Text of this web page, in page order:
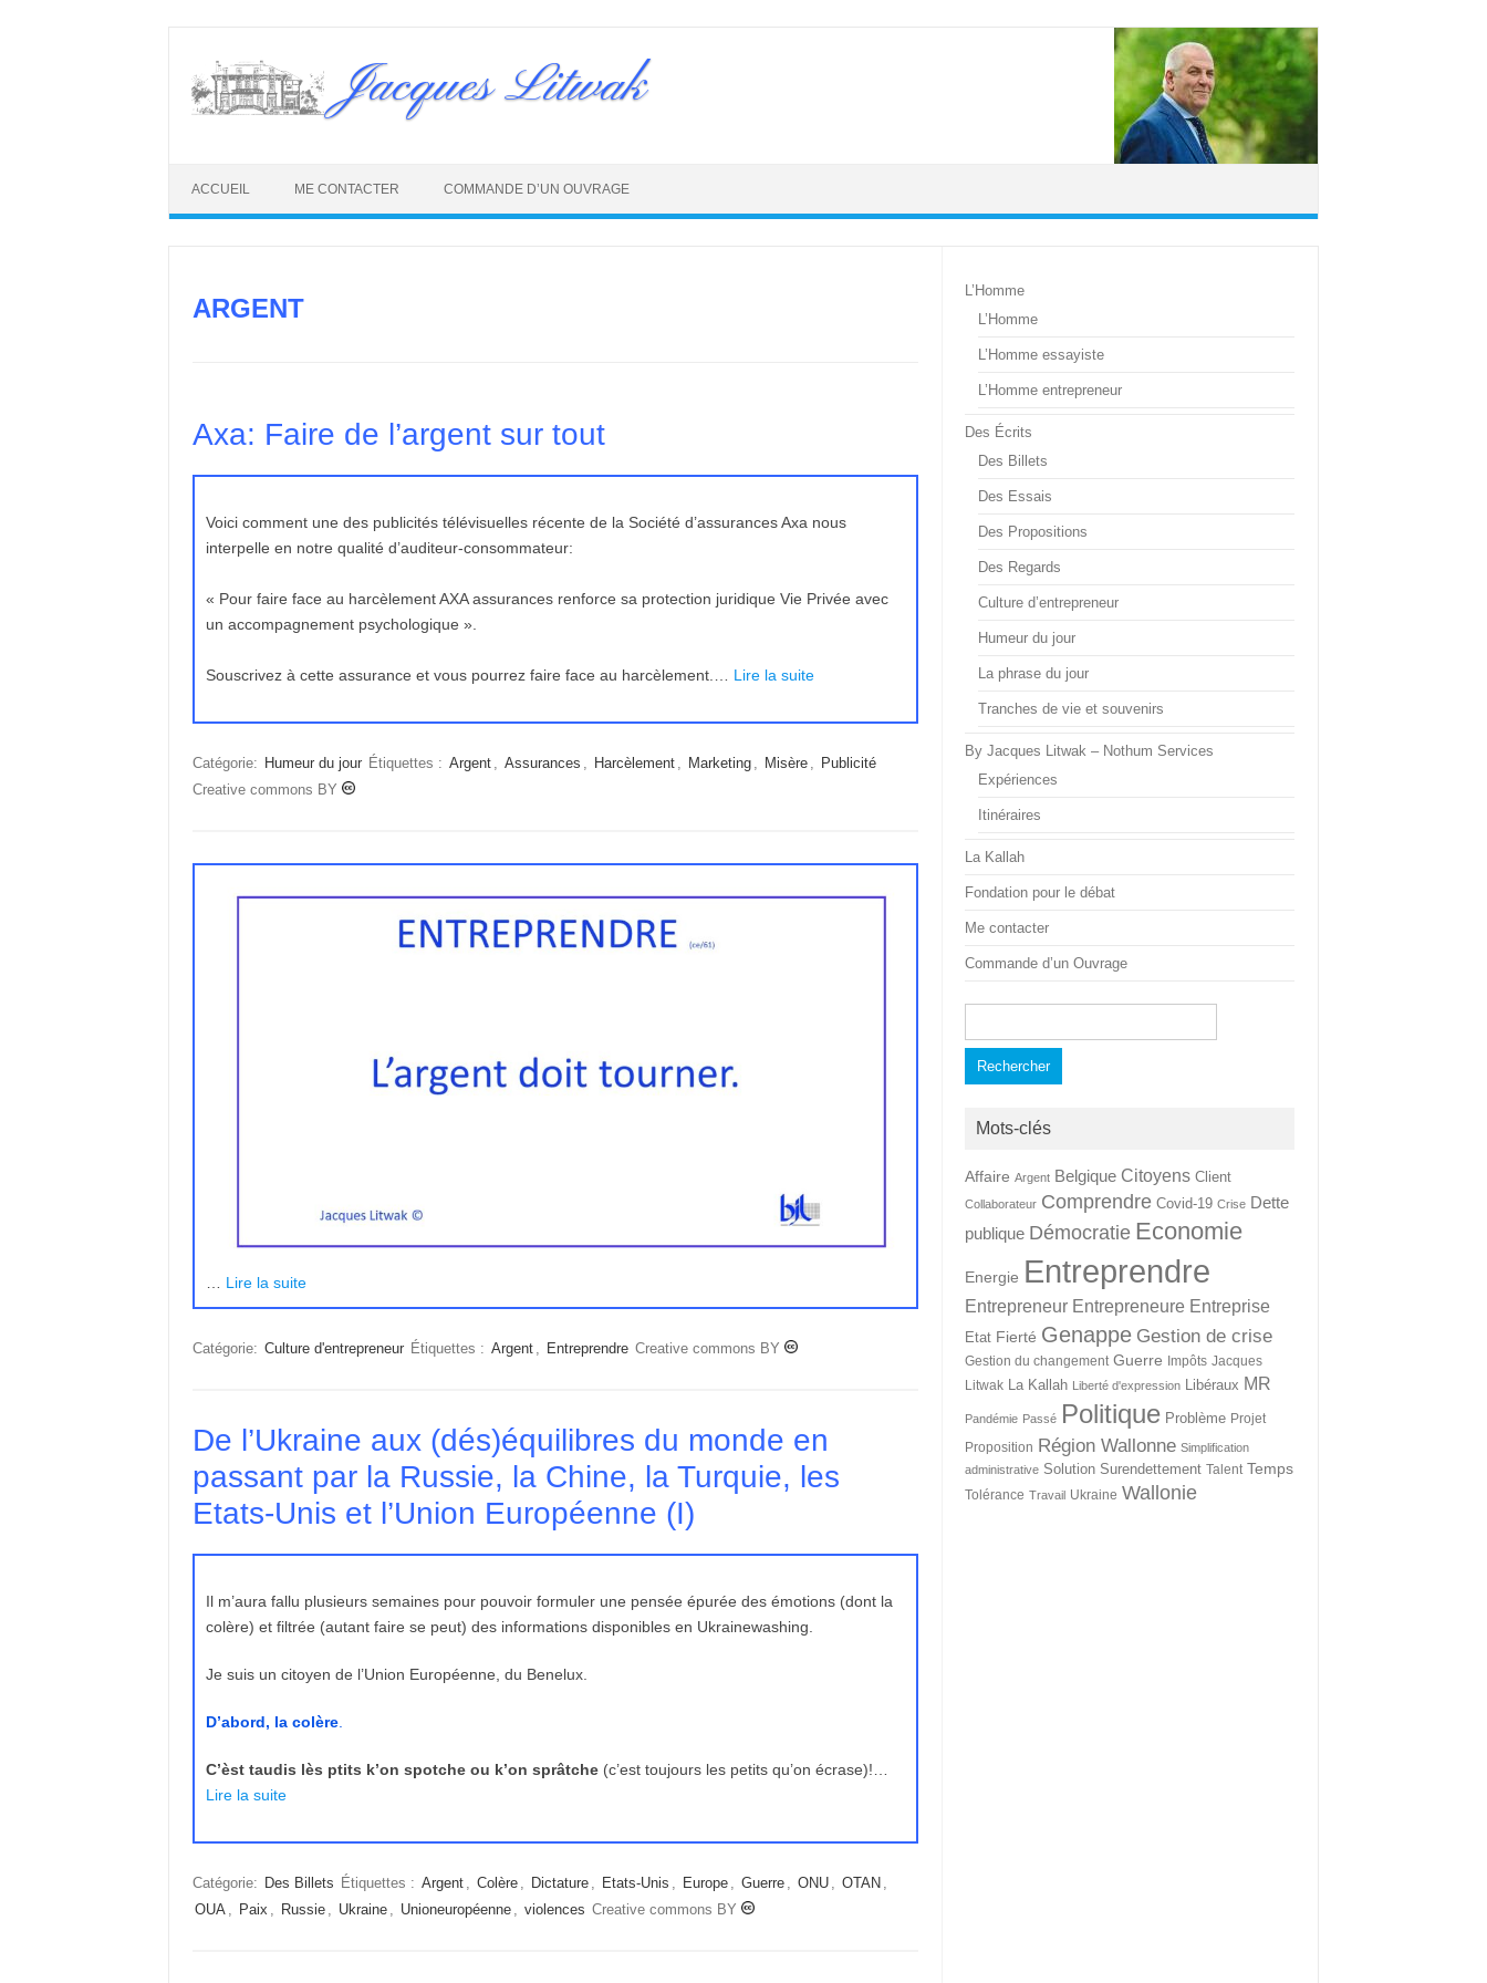
content
Jacques Litwak
ACCUEIL ME CONTACTER COMMANDE D’UN OUVRAGE
ARGENT
Axa: Faire de l’argent sur tout
Voici comment une des publicités télévisuelles récente de la Société d’assurances Axa nous
interpelle en notre qualité d’auditeur-consommateur:
« Pour faire face au harcèlement AXA assurances renforce sa protection juridique Vie Privée avec
un accompagnement psychologique ».
Souscrivez à cette assurance et vous pourrez faire face au harcèlement.… Lire la suite
Catégorie: Humeur du jour Étiquettes : Argent , Assurances , Harcèlement , Marketing , Misère , Publicité
Creative commons BY
Lire la suite
Catégorie: Culture d'entrepreneur Étiquettes : Argent Entreprendre Creative commons BY
De l’Ukraine aux (dés)équilibres du monde en
passant par la Russie, la Chine, la Turquie, les
Etats-Unis et l’Union Européenne (I)
Il m’aura fallu plusieurs semaines pour pouvoir formuler une pensée épurée des émotions (dont la
colère) et filtrée (autant faire se peut) des informations disponibles en Ukrainewashing.
Je suis un citoyen de l’Union Européenne, du Benelux.
D’abord, la colère.
C’èst taudis lès ptits k’on spotche ou k’on sprâtche(c’est toujours les petits qu’on écrase)!…
Lire la suite
Catégorie: Des Billets Étiquettes : Argent Colère Dictature Etats-Unis Europe Guerre ONU OTAN
OUA
Paix Russie Ukraine Unioneuropéenne violences Creative commons BY
L’Homme
L’Homme
L’Homme essayiste
L’Homme entrepreneur
Des Écrits
Des Billets
Des Essais
Des Propositions
Des Regards
Culture d’entrepreneur
Humeur du jour
La phrase du jour
Tranches de vie et souvenirs
By Jacques Litwak – Nothum Services
Expériences
Itinéraires
La Kallah
Fondation pour le débat
Me contacter
Commande d’un Ouvrage
Mots-clés
Affaire Argent Belgique Citoyens Client
Collaborateur Comprendre Covid-19 Crise Dette
publique Démocratie Economie
Energie Entreprendre
Entrepreneur Entrepreneure Entreprise
Etat Fierté Genappe Gestion de crise
Gestion du changement Guerre Impôts Jacques
Litwak La Kallah Liberté d'expression Libéraux MR
Pandémie Passé Politique Problème Projet
Proposition Région Wallonne Simplification
administrative Solution Surendettement Talent Temps
Tolérance Travail Ukraine Wallonie